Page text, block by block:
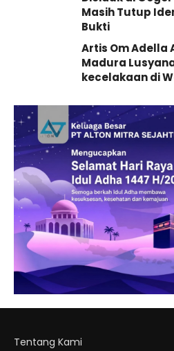
Masih Tutup
Bukti
Artis Om Adella
Madura
kecelakaan di
Tentang Kami